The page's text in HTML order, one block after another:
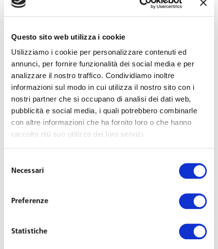
Questo sito web utilizza i cookie
Utilizziamo i cookie per personalizzare contenuti ed
annunci, per fornire funzionalità dei social media e per
analizzare il nostro traffico. Condividiamo inoltre
informazioni sul modo in cui utilizza il nostro sito con i
nostri partner che si occupano di analisi dei dati web,
pubblicità e social media, i quali potrebbero combinarle
con altre informazioni che ha fornito loro o che hanno
raccolto dal suo utilizzo dei loro servizi.
delNecessari
Preferenze
Statistiche
nel sinallagma contrattuale. Ciò comporta cheè
legittima la revocadella disponibilità dell’auto
nulla rilevando che il predetto addebito, nella specie, non
sia mai stato applicato dalla società.
Infatti, pertrasformare infringe benefitdi natura
retributiva un titolo di godimento di un bene è
necessaria una manifestazione di volontà univocae
chiara in tal senso e il solo fatto che nelle buste paga non
consente di ritenere che l’uso sia stato concesso senza
oneri per il dipendente né che questi abbia diritto ad
anche l’uso privato, ma questo sia concesso a fronte del
pagamento, mediante trattenuta in busta paga, di un